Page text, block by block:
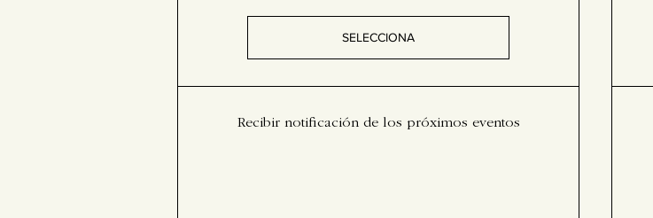
SELECCIONA
Recibir notificación de los próximos eventos